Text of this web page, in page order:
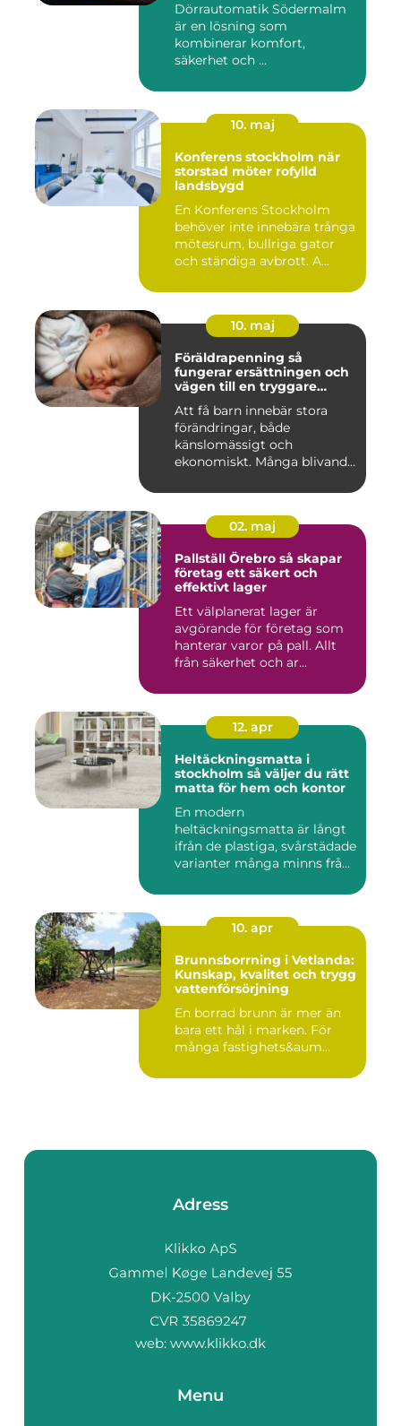
Dörrautomatik Södermalm
är en lösning som
kombinerar komfort,
säkerhet och ...
10. maj
Konferens stockholm när
storstad möter rofylld
landsbygd
En Konferens Stockholm
behöver inte innebära trånga
mötesrum, bullriga gator
och ständiga avbrott. A...
10. maj
Föräldrapenning så
fungerar ersättningen och
vägen till en tryggare
Att få barn innebär stora
förändringar, både
känslomässigt och
ekonomiskt. Många blivande
02. maj
Pallställ Örebro så skapar
företag ett säkert och
effektivt lager
Ett välplanerat lager är
avgörande för företag som
hanterar varor på pall. Allt
från säkerhet och ar...
12. apr
Heltäckningsmatta i
stockholm så väljer du rätt
matta för hem och kontor
En modern
heltäckningsmatta är långt
ifrån de plastiga, svårstädade
varianter många minns från
10. apr
Brunnsborrning i Vetlanda:
Kunskap, kvalitet och trygg
vattenförsörjning
En borrad brunn är mer än
bara ett hål i marken. För
många fastighets&aum...
Adress
web: www.klikko.dk
Menu